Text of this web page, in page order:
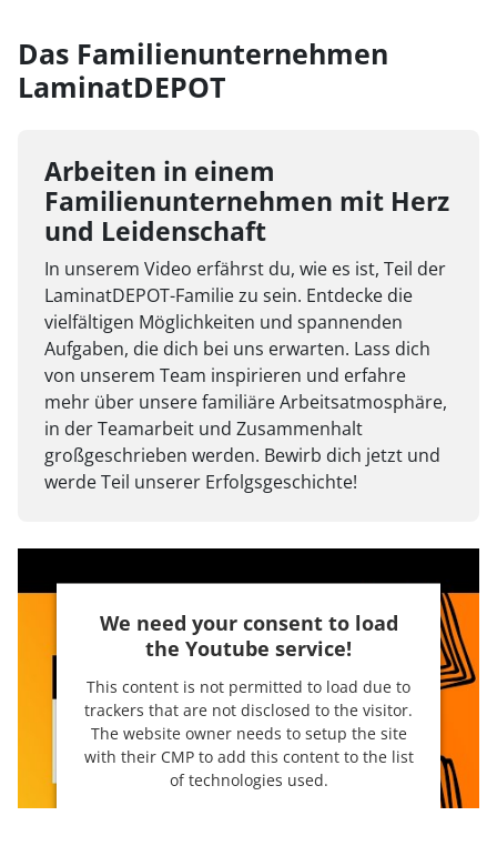
Das Familienunternehmen
LaminatDEPOT
Arbeiten in einem
Familienunternehmen mit Herz
und Leidenschaft
In unserem Video erfährst du, wie es ist, Teil der
LaminatDEPOT-Familie zu sein. Entdecke die
vielfältigen Möglichkeiten und spannenden
Aufgaben, die dich bei uns erwarten. Lass dich
von unserem Team inspirieren und erfahre
mehr über unsere familiäre Arbeitsatmosphäre,
in der Teamarbeit und Zusammenhalt
großgeschrieben werden. Bewirb dich jetzt und
werde Teil unserer Erfolgsgeschichte!
We need your consent to load
the Youtube service!
This content is not permitted to load due to
trackers that are not disclosed to the visitor.
The website owner needs to setup the site
with their CMP to add this content to the list
of technologies used.